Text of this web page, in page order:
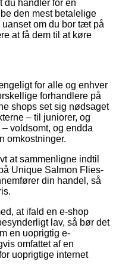
handler for en
den mest betalelige
om du bor tæt på
at få dem til at køre
for alle og enhver
forhandlere på
shops set sig nødsaget
– til juniorer, og
voldsomt, og endda
omkostninger.
at sammenligne indtil
Unique Salmon Flies-
din handel, så
at ifald en e-shop
lav, så bør det
en uoprigtig e-
omfattet af en
uoprigtige internet